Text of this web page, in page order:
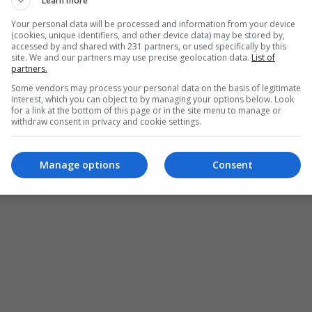
في اختيار عناصر المنتخب، مع توفير جميع
Your personal data will be processed and information from your device
(cookies, unique identifiers, and other device data) may be stored by,
accessed by and shared with 231 partners, or used specifically by this
site. We and our partners may use precise geolocation data. List of
partners.
Some vendors may process your personal data on the basis of legitimate
interest, which you can object to by managing your options below. Look
for a link at the bottom of this page or in the site menu to manage or
withdraw consent in privacy and cookie settings.
Consent
Manage options